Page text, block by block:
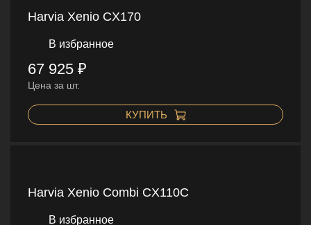
Harvia Xenio CX170
В избранное
67 925 ₽
Цена за шт.
КУПИТЬ
Harvia Xenio Combi CX110C
В избранное